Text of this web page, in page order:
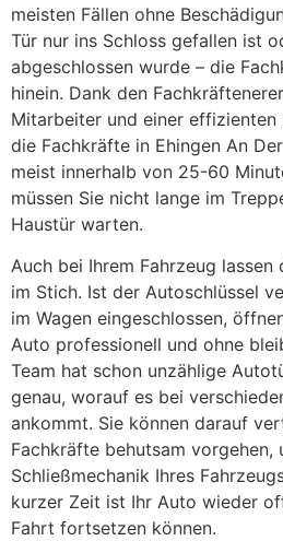
meisten Fällen ohne
Tür nur ins Schloss gefallen ist
abgeschlossen wurde – die
hinein. Dank den
Mitarbeiter und einer
die Fachkräfte in Ehingen An
meist innerhalb von 25-60
müssen Sie nicht lange im
Haustür warten.
Auch bei Ihrem Fahrzeug
im Stich. Ist der Autoschlüssel
im Wagen eingeschlossen,
Auto professionell und ohne
Team hat schon unzählige
genau, worauf es bei
ankommt. Sie können darauf
Fachkräfte behutsam vorgehen,
Schließmechanik Ihres
kurzer Zeit ist Ihr Auto wieder
Fahrt fortsetzen können.